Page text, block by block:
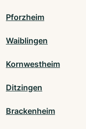
Pforzheim
Waiblingen
Kornwestheim
Ditzingen
Brackenheim